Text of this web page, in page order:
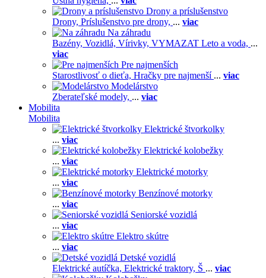
Drony a príslušenstvo
Drony, Príslušenstvo pre drony, ... viac
Na záhradu
Bazény, Vozidlá, Vírivky, VYMAZAT Leto a voda, ...
viac
Pre najmenších
Starostlivosť o dieťa, Hračky pre najmenší ... viac
Modelárstvo
Zberateľské modely, ... viac
Mobilita
Mobilita
Elektrické štvorkolky
... viac
Elektrické kolobežky
... viac
Elektrické motorky
... viac
Benzínové motorky
... viac
Seniorské vozidlá
... viac
Elektro skútre
... viac
Detské vozidlá
Elektrické autíčka, Elektrické traktory, Š ... viac